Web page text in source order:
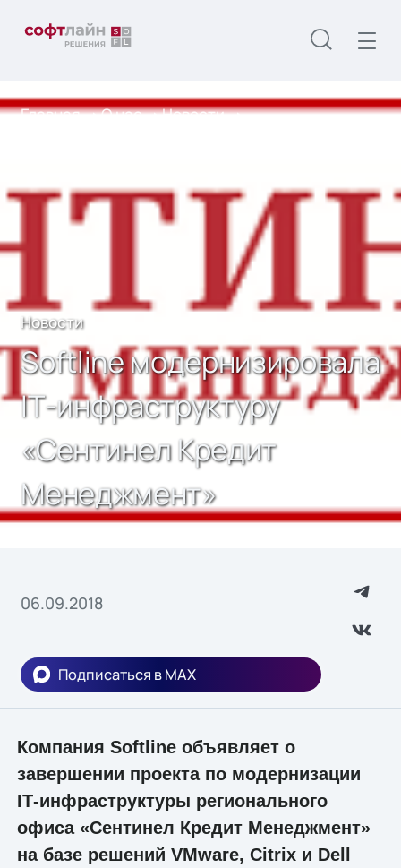
Главная О нас Новости
Новости
Softline модернизировала
IТ-инфраструктуру
«Сентинел Кредит
Менеджмент»
06.09.2018
Подписаться в MAX
Компания Softline объявляет о
завершении проекта по модернизации
IТ-инфраструктуры регионального
офиса «Сентинел Кредит Менеджмент»
на базе решений VMware, Citrix и Dell